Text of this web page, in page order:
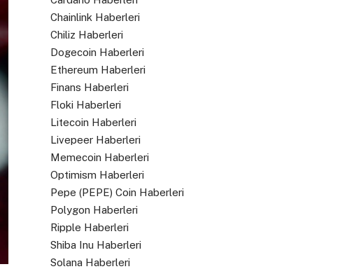
Chainlink Haberleri
Chiliz Haberleri
Dogecoin Haberleri
Ethereum Haberleri
Finans Haberleri
Floki Haberleri
Litecoin Haberleri
Livepeer Haberleri
Memecoin Haberleri
Optimism Haberleri
Pepe (PEPE) Coin Haberleri
Polygon Haberleri
Ripple Haberleri
Shiba Inu Haberleri
Solana Haberleri